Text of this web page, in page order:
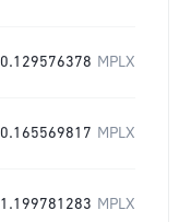
0.129576378 MPLX
0.165569817 MPLX
1.199781283 MPLX